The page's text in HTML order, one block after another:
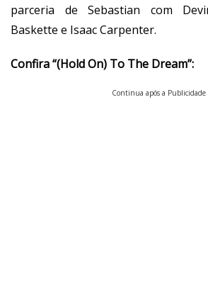
parceria de Sebastian com
Baskette e Isaac Carpenter.
Confira“(Hold On) To The Dream”:
Continua após a Publicidade